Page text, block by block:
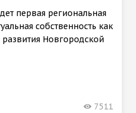
первая региональная
собственность как
Новгородской
7511